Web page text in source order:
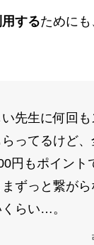
するために
先生に何回
ってるけど
円もポイント
まずっと繋が
らい…。